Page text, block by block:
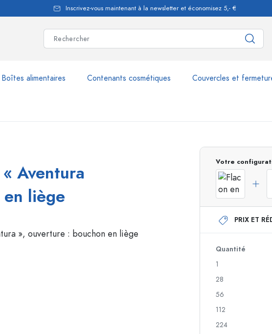
Inscrivez-vous maintenant à la newsletter et économisez 5,- €
Boîtes alimentaires Contenants cosmétiques Couvercles et
100 ml
Bouteilles en verre 500 ml
Bouteilles en verre 750 ml
Bouteilles en verre 1000
Flacons airless
Aventura
liège
Votre
PRIX ET
Quantité
1
28
56
112
224